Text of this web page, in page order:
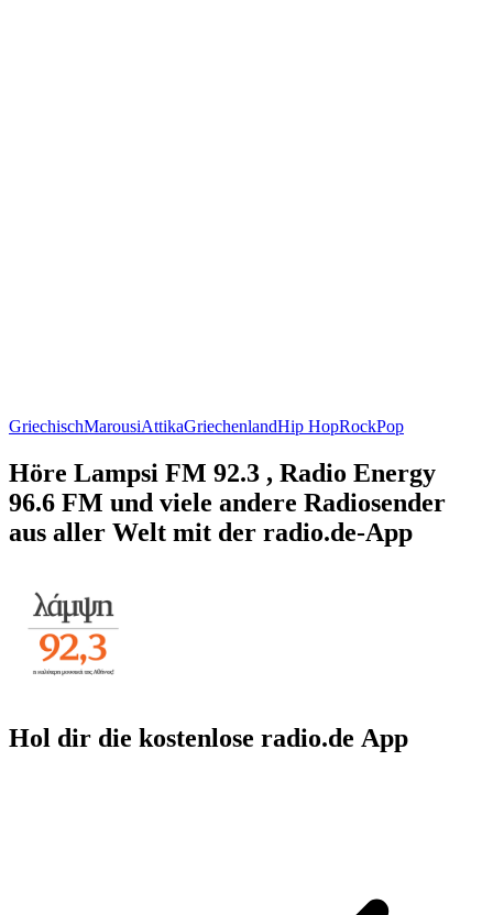
GriechischMarousiAttikaGriechenlandHip HopRockPop
Höre Lampsi FM 92.3 , Radio Energy
96.6 FM und viele andere Radiosender
aus aller Welt mit der radio.de-App
Hol dir die kostenlose radio.de App